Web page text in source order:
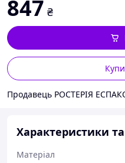
847 ₴
Продавець РОСТЕРІЯ
Характеристики
Матеріал